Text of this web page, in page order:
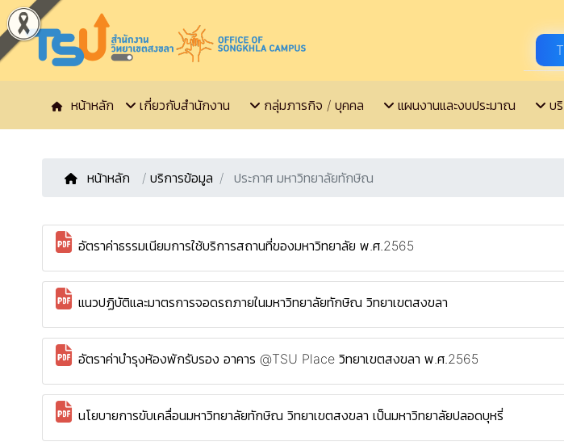
หน้าหลัก เกี่ยวกับสำนักงาน กลุ่มภารกิจ / บุคคล แผนงานและงบประมาณ บ
หน้าหลัก / บริการข้อมูล ประกาศ มหาวิทยาลัยทักษิณ
อัตราค่าธรรมเนียมการใช้บริการสถานที่ของมหาวิทยาลัย พ.ศ.2565
แนวปฏิบัติและมาตรการจอดรถภายในมหาวิทยาลัยทักษิณ วิทยาเขตสงขลา
อัตราค่าบำรุงห้องพักรับรอง อาคาร @TSU Place วิทยาเขตสงขลา พ.ศ.2565
นโยบายการขับเคลื่อนมหาวิทยาลัยทักษิณ วิทยาเขตสงขลา เป็นมหาวิทยาลัยปลอดบุหรี่